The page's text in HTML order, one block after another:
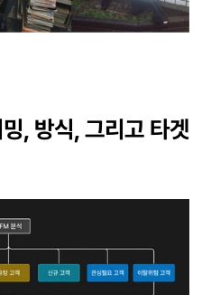
, 방식, 그리고 타겟